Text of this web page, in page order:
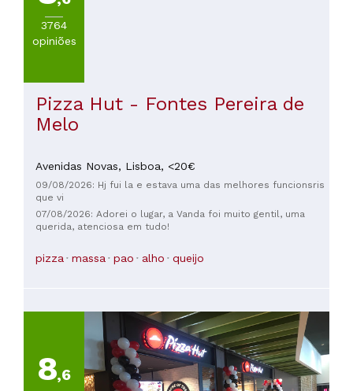
3764
opiniões
Pizza Hut - Fontes Pereira de
Melo
Avenidas Novas, Lisboa, <20€
09/08/2026: Hj fui la e estava uma das melhores funcionsris
que vi
07/08/2026: Adorei o lugar, a Vanda foi muito gentil, uma
querida, atenciosa em tudo!
pizza massa pao alho queijo
8,6